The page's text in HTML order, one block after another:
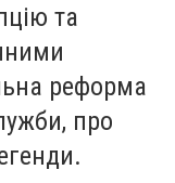
та
реформа
про